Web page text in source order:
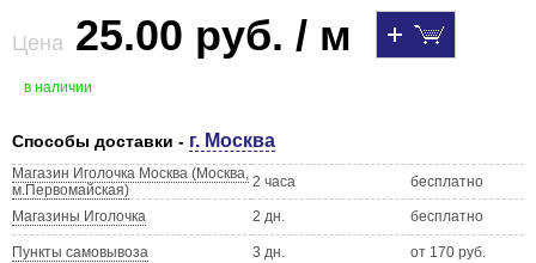
Цена 25.00 руб. / м
в наличии
Способы доставки - г. Москва
Магазин Иголочка Москва (Москва,
м.Первомайская)
2 часа бесплатно
Магазины Иголочка 2 дн. бесплатно
Пункты самовывоза 3 дн. от 170 руб.